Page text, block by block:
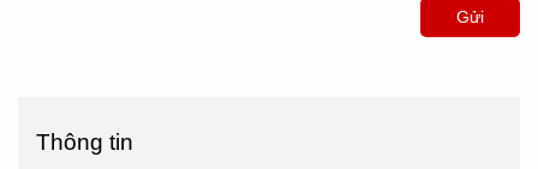
ĐC: 13 Trần Thị Cờ, Phường Thới An, Thành phố Hồ Chí Minh, Việt